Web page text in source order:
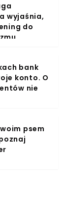
wyjaśnia,
do
bank
konto. O
nie
psem